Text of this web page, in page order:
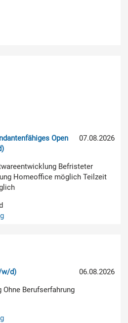
07.08.2026
Open
Befristeter
Homeoffice möglich Teilzeit
06.08.2026
w/d)
Berufserfahrung